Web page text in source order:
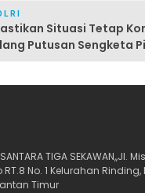
Situasi Tetap
Putusan Sengketa
TIGA SEKAWAN,,Jl.
No. 1 Kelurahan
Timur